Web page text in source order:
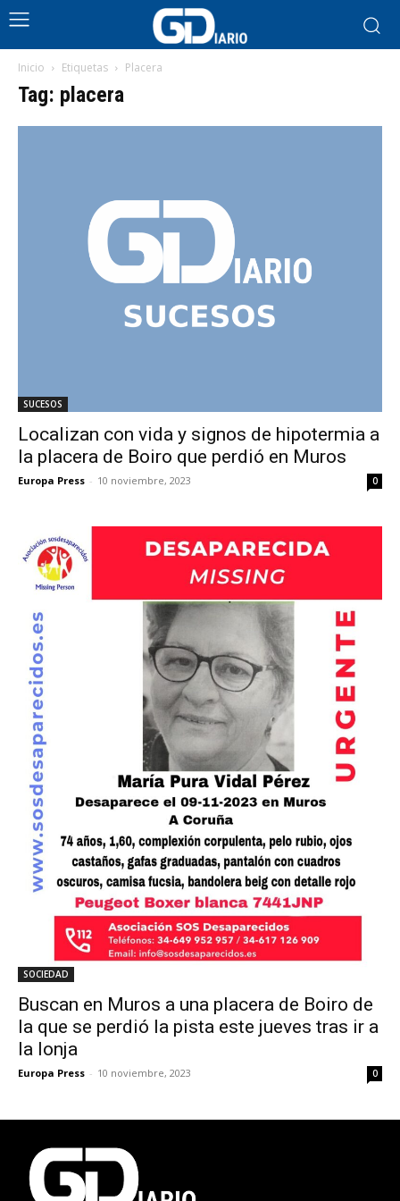
Inicio Etiquetas Placera
Tag: placera
SUCESOS
Localizan con vida y signos de hipotermia a
la placera de Boiro que perdió en Muros
Europa Press - 10 noviembre, 2023 0
SOCIEDAD
Buscan en Muros a una placera de Boiro de
la que se perdió la pista este jueves tras ir a
la lonja
Europa Press - 10 noviembre, 2023 0